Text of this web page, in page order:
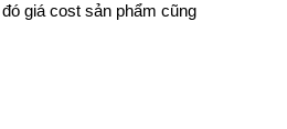
giá cost sản phẩm cũng